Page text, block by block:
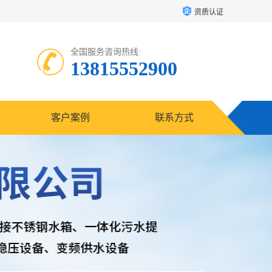
资质认证
全国服务咨询热线:
13815552900
客户案例 联系方式